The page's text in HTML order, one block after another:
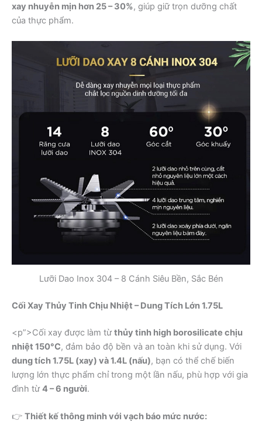
xay nhuyễn mịn hơn 25 – 30%, giúp giữ trọn dưỡng chất
của thực phẩm.
Lưỡi Dao Inox 304 – 8 Cánh Siêu Bền, Sắc Bén
Cối Xay Thủy Tinh Chịu Nhiệt – Dung Tích Lớn 1.75L
<p”>Cối xay được làm từthủy tinh high borosilicate chịu
nhiệt 150°C, đảm bảo độ bền và an toàn khi sử dụng. Với
dung tích 1.75L (xay) và 1.4L (nấu), bạn có thể chế biến
lượng lớn thực phẩm chỉ trong một lần nấu, phù hợp với gia
đình từ4 – 6 người.
👉 Thiết kế thông minh với vạch báo mức nước: